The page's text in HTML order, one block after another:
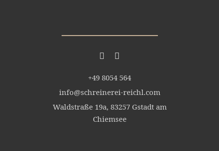
+49 8054 564
info@schreinerei-reichl.com
Waldstraße 19a, 83257 Gstadt am
Chiemsee